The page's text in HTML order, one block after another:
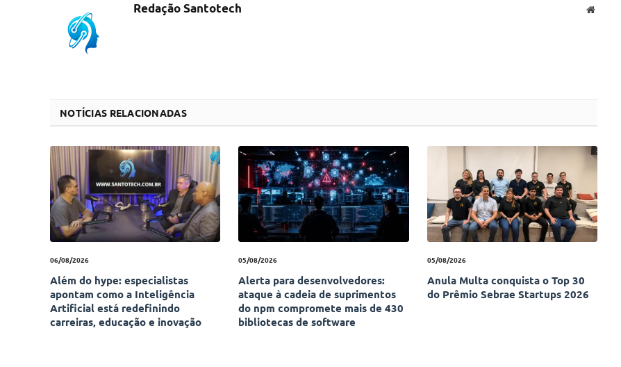
Redação Santotech Website
NOTÍCIAS RELACIONADAS
06/08/2026
Além do hype: especialistas
apontam como a Inteligência
Artificial está redefinindo
carreiras, educação e inovação
05/08/2026
Alerta para desenvolvedores:
ataque à cadeia de suprimentos
do npm compromete mais de 430
bibliotecas de software
05/08/2026
Anula Multa conquista o Top 30
do Prêmio Sebrae Startups 2026